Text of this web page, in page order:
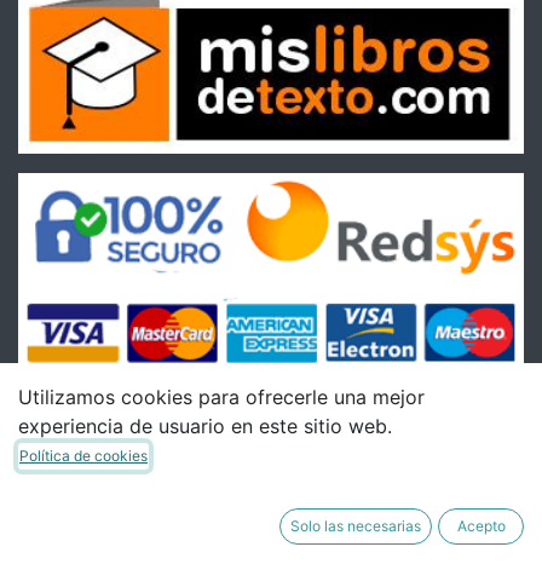
Condiciones
Utilizamos cookies para ofrecerle una mejor
experiencia de usuario en este sitio web.
Política de cookies
Solo las necesarias Acepto